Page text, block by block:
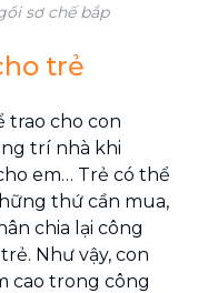
sơ chế bắp
trẻ
trao cho con
trí nhà khi
em… Trẻ có thể
thứ cần mua,
chia lại công
Như vậy, con
cao trong công